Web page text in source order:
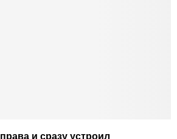
и сразу устроил